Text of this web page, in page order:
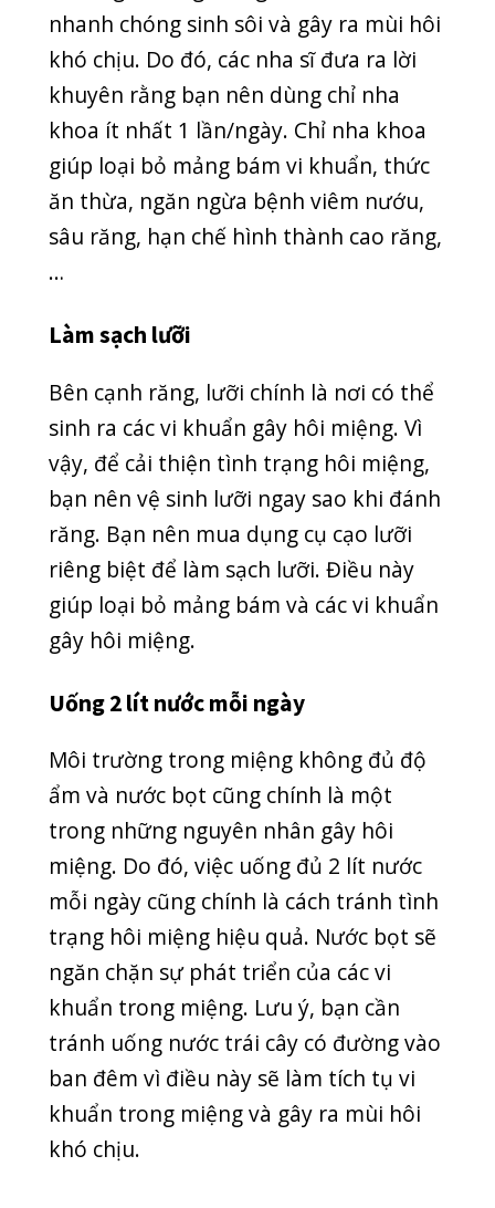
riêng biệt để làm sạch lưỡi. Điều này
giúp loại bỏ mảng bám và các vi khuẩn
gây hôi miệng.
Uống 2 lít nước mỗi ngày
Môi trường trong miệng không đủ độ
ẩm và nước bọt cũng chính là một
trong những nguyên nhân gây hôi
trạng hôi miệng hiệu quả. Nước bọt sẽ
ngăn chặn sự phát triển của các vi
khuẩn trong miệng. Lưu ý, bạn cần
tránh uống nước trái cây có đường vào
ban đêm vì điều này sẽ làm tích tụ vi
khuẩn trong miệng và gây ra mùi hôi
khó chịu.
Tránh ăn thực phẩm nặng mùi
Ăn nhiều thực phẩm nặng mùi như
hành, tỏi, mắm tôm, đồ tanh, mắm….
sẽ khiến hơi thở có mùi hôi. Cách duy
nhất có thể loại bỏ mùi hôi miệng khi
ăn thực phẩm nặng mùi là đánh răng
sạch sẽ sau ăn 30 phút.
Tuy nhiên, bạn không nên loại bỏ hoàn
toàn hành tây khỏi thực đơn của mình.
Bởi vì hành tây giúp diệt 4 chủng loại vi